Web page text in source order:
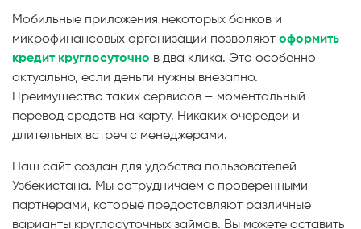
Мобильные приложения некоторых банков и
микрофинансовых организаций позволяют оформить
кредит круглосуточно в два клика. Это особенно
актуально, если деньги нужны внезапно.
Преимущество таких сервисов – моментальный
перевод средств на карту. Никаких очередей и
длительных встреч с менеджерами.
Наш сайт создан для удобства пользователей
Узбекистана. Мы сотрудничаем с проверенными
партнерами, которые предоставляют различные
варианты круглосуточных займов. Вы можете оставить